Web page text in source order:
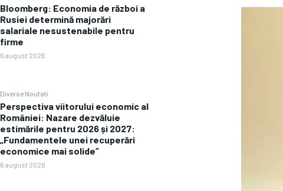
Bloomberg: Economia de război a
Rusiei determină majorări
salariale nesustenabile pentru
firme
6 august 2026
Diverse Noutati
Perspectiva viitorului economic al
României: Nazare dezvăluie
estimările pentru 2026 și 2027:
„Fundamentele unei recuperări
economice mai solide”
6 august 2026